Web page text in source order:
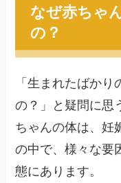
なぜ赤ちゃ
の？
「生まれたばか
の？」と疑問に思
ちゃんの体は、妊
の中で、様々な要
態にあります。